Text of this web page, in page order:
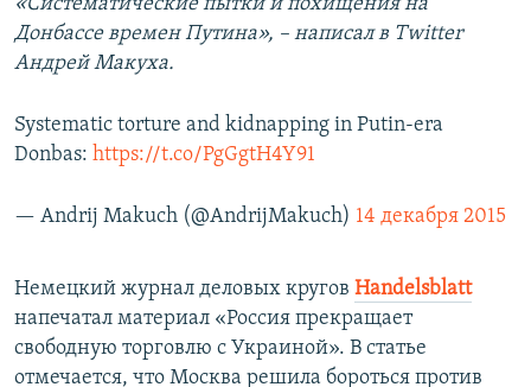
«Систематические пытки и похищения на
Донбассе времен Путина», – написал в Twitter
Андрей Макуха.
Systematic torture and kidnapping in Putin-era
Donbas: https://t.co/PgGgtH4Y91
— Andrij Makuch (@AndrijMakuch) 14 декабря 2015
Немецкий журнал деловых кругов Handelsblatt
напечатал материал «Россия прекращает
свободную торговлю с Украиной». В статье
отмечается, что Москва решила бороться против